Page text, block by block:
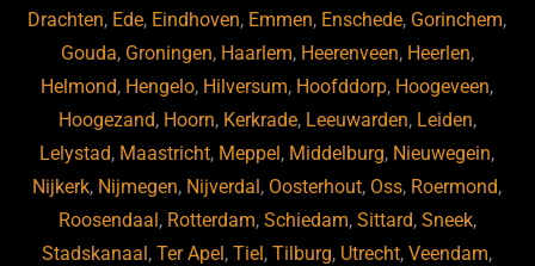
Drachten, Ede, Eindhoven, Emmen, Enschede, Gorinchem,
Gouda, Groningen, Haarlem, Heerenveen, Heerlen,
Helmond, Hengelo, Hilversum, Hoofddorp, Hoogeveen,
Hoogezand, Hoorn, Kerkrade, Leeuwarden, Leiden,
Lelystad, Maastricht, Meppel , Middelburg, Nieuwegein,
Nijkerk, Nijmegen, Nijverdal , Oosterhout, Oss, Roermond,
Roosendaal , Rotterdam, Schiedam, Sittard, Sneek,
Stadskanaal ,Ter Apel ,Tiel ,Tilburg, Utrecht,Veendam,